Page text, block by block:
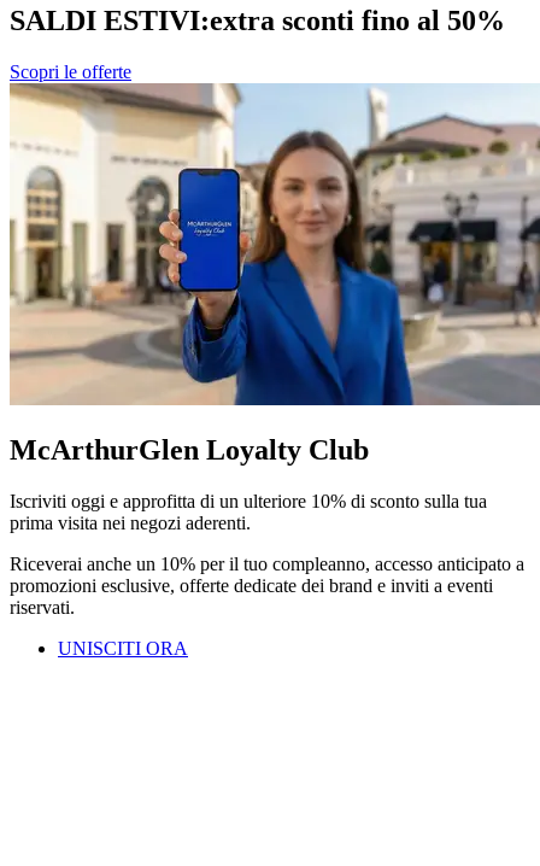
SALDI ESTIVI:extra sconti fino al 50%
Scopri le offerte
McArthurGlen Loyalty Club
Iscriviti oggi e approfitta di un ulteriore 10% di sconto sulla tua
prima visita nei negozi aderenti.
Riceverai anche un 10% per il tuo compleanno, accesso anticipato a
promozioni esclusive, offerte dedicate dei brand e inviti a eventi
riservati.
UNISCITI ORA